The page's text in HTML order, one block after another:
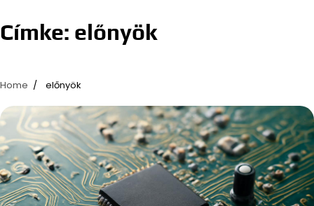
Címke: előnyök
Home előnyök